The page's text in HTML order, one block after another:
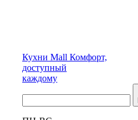
Кухни Mall Комфорт,
доступный
каждому